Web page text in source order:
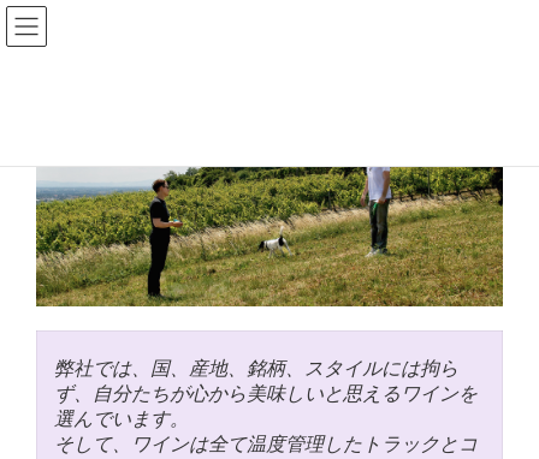
コ
ン
キ
ナ
ビ
に
弊社では、国、産地、銘柄、スタイルには拘ら
ず、自分たちが心から美味しいと思えるワインを
選んでいます。
そして、ワインは全て温度管理したトラックとコ